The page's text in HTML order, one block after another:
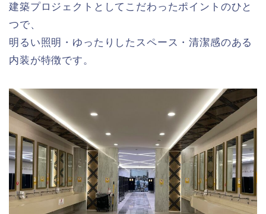
建築プロジェクトとしてこだわったポイントのひと
つで、
明るい照明・ゆったりしたスペース・清潔感のある
内装が特徴です。